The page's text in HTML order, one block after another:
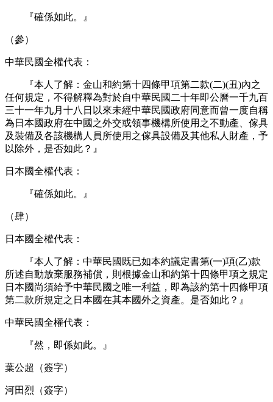
『確係如此。』
（參）
中華民國全權代表：
『本人了解：金山和約第十四條甲項第二款(二)(丑)內之
任何規定，不得解釋為對於自中華民國二十年即公曆一千九百
三十一年九月十八日以來未經中華民國政府同意而曾一度自稱
為日本國政府在中國之外交或領事機構所使用之不動產、傢具
及裝備及各該機構人員所使用之傢具設備及其他私人財產，予
以除外，是否如此？』
日本國全權代表：
『確係如此。』
（肆）
日本國全權代表：
『本人了解：中華民國既已如本約議定書第(一)項(乙)款
所述自動放棄服務補償，則根據金山和約第十四條甲項之規定
日本國尚須給予中華民國之唯一利益，即為該約第十四條甲項
第二款所規定之日本國在其本國外之資產。是否如此？』
中華民國全權代表：
『然，即係如此。』
葉公超（簽字）
河田烈（簽字）